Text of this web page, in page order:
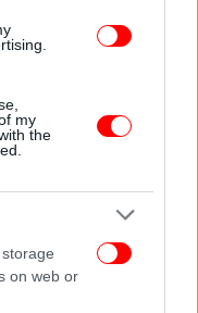
my
the
on web or
εκάστοτε χώρα που
θα κινηθεί
έρχεται και ήδη
ένα
ήδη
«ευκαιρία»
όσο και
ο κ.